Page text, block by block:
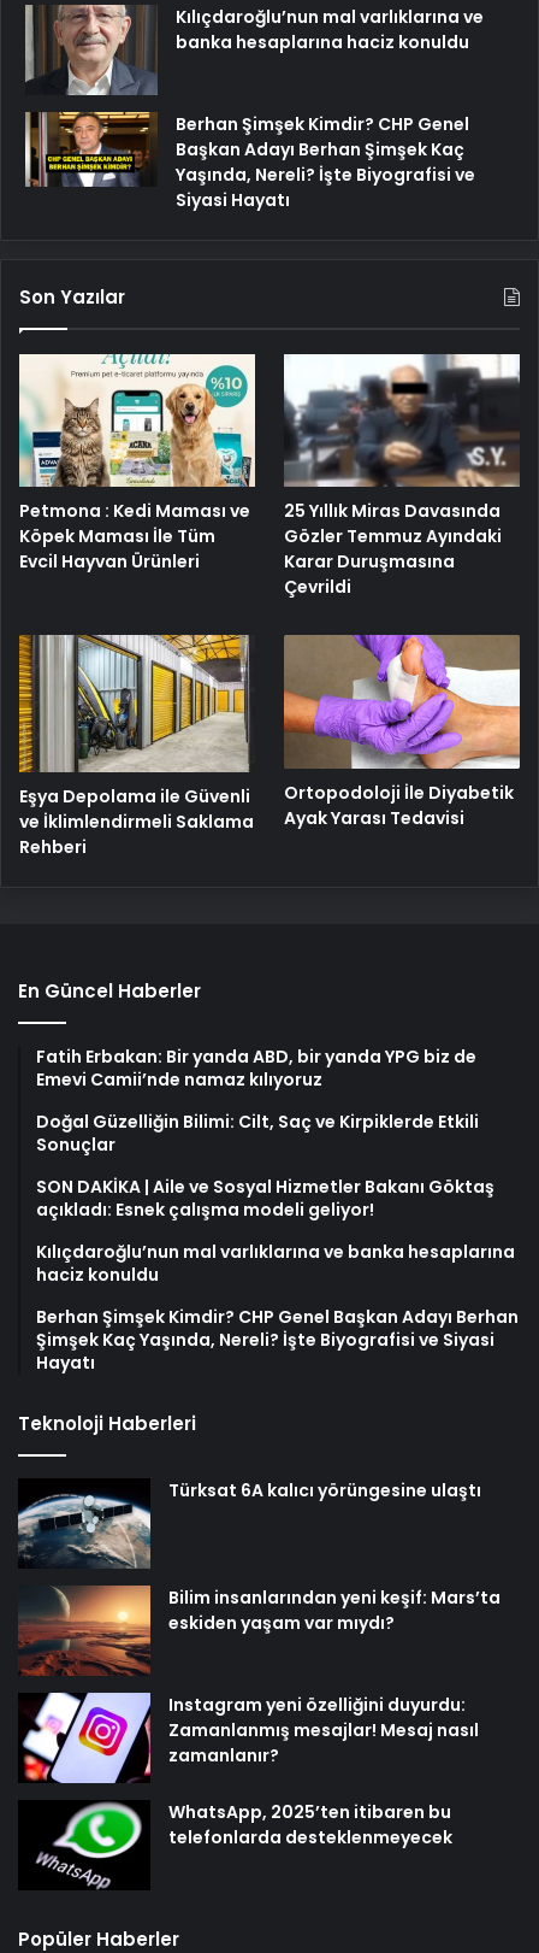
Kılıçdaroğlu’nun mal varlıklarına ve
banka hesaplarına haciz konuldu
Berhan Şimşek Kimdir? CHP Genel
Başkan Adayı Berhan Şimşek Kaç
Yaşında, Nereli? İşte Biyografisi ve
Siyasi Hayatı
Son Yazılar
Petmona : Kedi Maması ve
Köpek Maması İle Tüm
Evcil Hayvan Ürünleri
25 Yıllık Miras Davasında
Gözler Temmuz Ayındaki
Karar Duruşmasına
Çevrildi
Eşya Depolama ile Güvenli
ve İklimlendirmeli Saklama
Rehberi
Ortopodoloji İle Diyabetik
Ayak Yarası Tedavisi
En Güncel Haberler
Fatih Erbakan: Bir yanda ABD, bir yanda YPG biz de
Emevi Camii’nde namaz kılıyoruz
Doğal Güzelliğin Bilimi: Cilt, Saç ve Kirpiklerde Etkili
Sonuçlar
SON DAKİKA | Aile ve Sosyal Hizmetler Bakanı Göktaş
açıkladı: Esnek çalışma modeli geliyor!
Kılıçdaroğlu’nun mal varlıklarına ve banka hesaplarına
haciz konuldu
Berhan Şimşek Kimdir? CHP Genel Başkan Adayı Berhan
Şimşek Kaç Yaşında, Nereli? İşte Biyografisi ve Siyasi
Hayatı
Teknoloji Haberleri
Türksat 6A kalıcı yörüngesine ulaştı
Bilim insanlarından yeni keşif: Mars’ta
eskiden yaşam var mıydı?
Instagram yeni özelliğini duyurdu:
Zamanlanmış mesajlar! Mesaj nasıl
zamanlanır?
WhatsApp, 2025’ten itibaren bu
telefonlarda desteklenmeyecek
Popüler Haberler